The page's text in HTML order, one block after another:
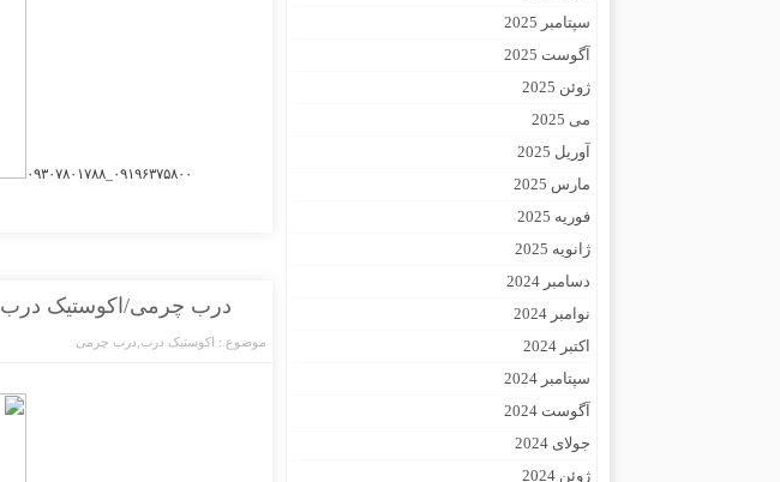
درب چرمی/اکوستیک درب
موضوع : اکوستیک درب درب چرمی
۰۹۱۹۶۳۷۵۸۰۰_۰۹۳۰۷۸۰۱۷۸۸
سپتامبر 2025
آگوست 2025
ژوئن 2025
می 2025
آوریل 2025
مارس 2025
فوریه 2025
ژانویه 2025
دسامبر 2024
نوامبر 2024
اکتبر 2024
سپتامبر 2024
آگوست 2024
جولای 2024
ژوئن 2024